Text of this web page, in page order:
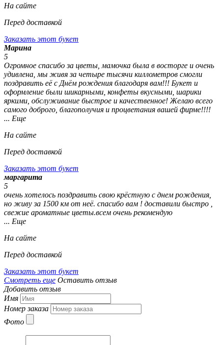
На сайте
Перед доставкой
Заказать этот букет
Марина
5
Огромное спасибо за цветы, мамочка была в восторге и очень
удивлена, мы живя за четыре тысячи киллометров смогли
поздравить её с Днём рождения благодаря вам!!! Букет и
оформление были шикарными, конфеты вкусными, шарики
яркими, обслуживание быстрое и качественное! Желаю всего
самого доброго, благополучия и процветания вашей фирме!!!!
... Еще
На сайте
Перед доставкой
Заказать этот букет
маргарита
5
очень хотелось поздравить свою крёстную с днем рождения,
но живу за 1500 км от неё. спасибо вам ! доставили быстро ,
свежие ароматные цветы.всем очень рекомендую
... Еще
На сайте
Перед доставкой
Заказать этот букет
Смотреть еще Оставить отзыв
Добавить отзыв
Имя
Номер заказа
Фото